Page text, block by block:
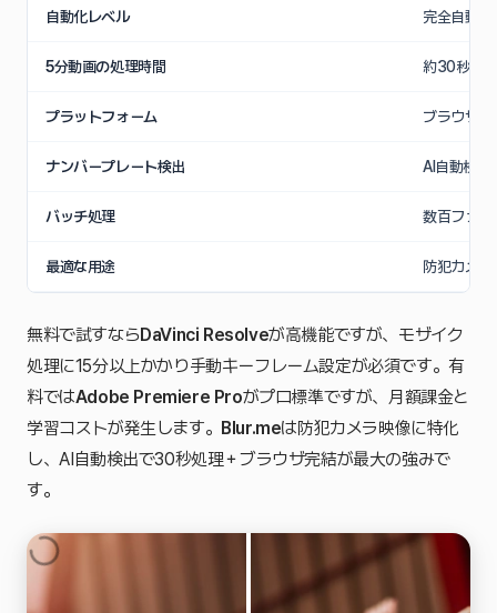
自動化レベル 完全自動
5分動画の処理時間 約30秒
プラットフォーム ブラウザ
ナンバープレート検出 AI自動検出
バッチ処理 数百ファイ
最適な用途 防犯カメ
無料で試すならDaVinci Resolveが高機能ですが、モザイク
処理に15分以上かかり手動キーフレーム設定が必須です。有
料ではAdobe Premiere Proがプロ標準ですが、月額課金と
学習コストが発生します。 Blur.meは防犯カメラ映像に特化
し、AI自動検出で30秒処理＋ブラウザ完結が最大の強みで
す。